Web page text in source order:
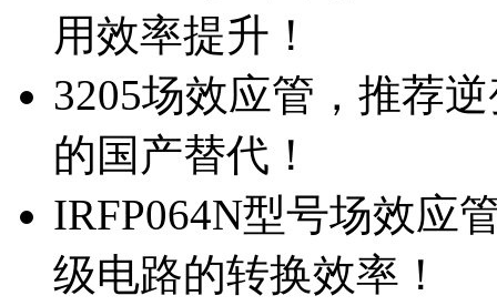
用效率提升！
3205场效应管，推荐
的国产替代！
IRFP064N型号场效应
级电路的转换效率！